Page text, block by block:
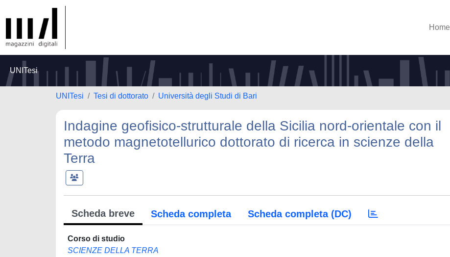
Home
UNITesi
UNITesi Tesi di dottorato Università degli Studi di Bari
Indagine geofisico-strutturale della Sicilia nord-orientale con il
metodo magnetotellurico dottorato di ricerca in scienze della
Terra
Scheda breve Scheda completa Scheda completa (DC)
Corso di studio
SCIENZE DELLA TERRA